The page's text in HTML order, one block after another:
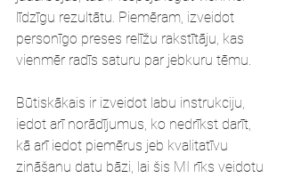
līdzīgu rezultātu. Piemēram, izveidot
personīgo preses relīžu rakstītāju, kas
vienmēr radīs saturu par jebkuru tēmu.
Būtiskākais ir izveidot labu instrukciju,
iedot arī norādījumus, ko nedrīkst darīt,
kā arī iedot piemērus jeb kvalitatīvu
zināšanu datu bāzi, lai šis MI rīks veidotu